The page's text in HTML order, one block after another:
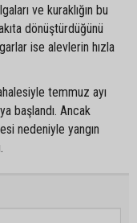
ve kuraklığın bu
dönüştürdüğünü
ise alevlerin hızla
temmuz ayı
başlandı. Ancak
nedeniyle yangın